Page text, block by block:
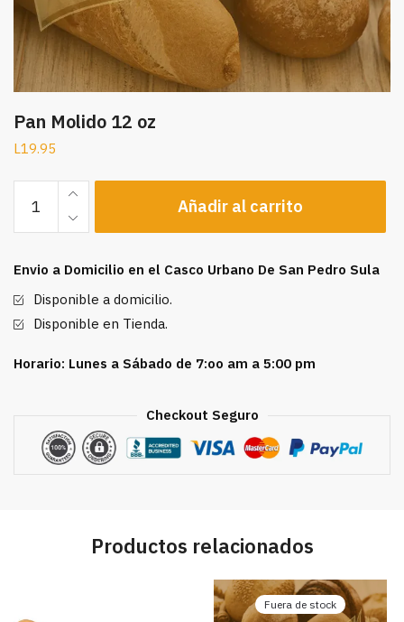
Pan Molido 12 oz
L19.95
Molido
12
cantidad
Añadir al carrito
Envio a Domicilio en el Casco Urbano De San Pedro Sula
Disponible a domicilio.
Disponible en Tienda.
Horario: Lunes a Sábado de 7:oo am a 5:00 pm
Checkout Seguro
Productos relacionados
Fuera de stock